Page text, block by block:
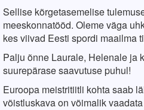
Sellise kõrgetasemelise
meeskonnatööd. Oleme väga
kes viivad Eesti spordi maailma
Palju õnne Laurale, Helenale ja
suurepärase saavutuse puhul!
Euroopa meistritiitli kohta saab
võistluskava on võimalik vaadata